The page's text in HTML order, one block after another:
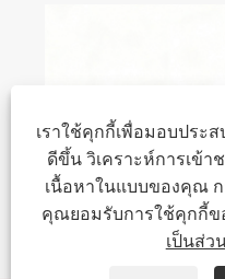
ดูเพิ่มเติม >>
เราใช้คุกกี้เพื่อมอบประ
ดีขึ้น วิเคราะห์การเข้า
เนื้อหาในแบบของคุณ
คุณยอมรับการใช้คุกกี้ข
เป็นส่ว